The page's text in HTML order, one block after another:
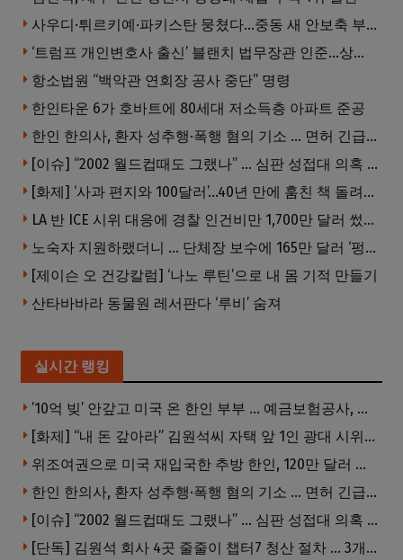
사우디·튀르키예·파키스탄 뭉쳤다…중동 새 안보축 부상하나
‘트럼프 개인변호사 출신’ 블랜치 법무장관 인준…상원 50대49 가결
항소법원 “백악관 연회장 공사 중단” 명령
한인타운 6가 호바트에 80세대 저소득층 아파트 준공
한인 한의사, 환자 성추행·폭행 혐의 기소 … 면허 긴급정지
[이슈] “2002 월드컵때도 그랬나” … 심판 성접대 의혹 해외로 일파만파, 4강 신화까지 불똥
[화제] ‘사과 편지와 100달러’…40년 만에 훔친 책 돌려준 절도범
LA 반 ICE 시위 대응에 경찰 인건비만 1,700만 달러 썼다.
노숙자 지원하랬더니 … 단체장 보수에 165만 달러 ‘펑펑’
[제이슨 오 건강칼럼] ‘나노 루틴’으로 내 몸 기적 만들기
산타바바라 동물원 레서판다 ‘루비’ 숨져
실시간 랭킹
’10억 빚’ 안갚고 미국 온 한인 부부 … 예금보험공사, 미국서 소송
[화제] “내 돈 갚아라” 김원석씨 자택 앞 1인 광대 시위 … 한인 투자사, “108만 달러 못받아”
위조여권으로 미국 재입국한 추방 한인, 120만 달러 은행 사기 행각
한인 한의사, 환자 성추행·폭행 혐의 기소 … 면허 긴급정지
[이슈] “2002 월드컵때도 그랬나” … 심판 성접대 의혹 해외로 일파만파, 4강 신화까지 불똥
[단독] 김원석 회사 4곳 줄줄이 챕터7 청산 절차 … 3개 법인 같은 날 동시 파산 신청